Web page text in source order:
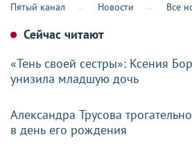
Пятый канал Новости Все
Сейчас читают
«Тень своей сестры»: Ксения
унизила младшую дочь
Александра Трусова
в день его рождения